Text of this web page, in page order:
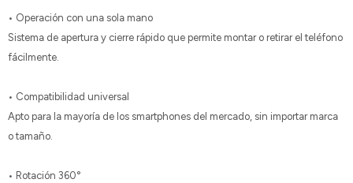
• Operación con una sola mano
Sistema de apertura y cierre rápido que permite montar o retirar el teléfono
fácilmente.
• Compatibilidad universal
Apto para la mayoría de los smartphones del mercado, sin importar marca
o tamaño.
• Rotación 360°